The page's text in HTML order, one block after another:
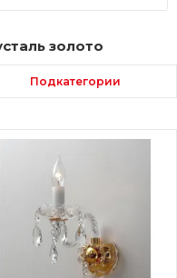
золото
Подкатегории